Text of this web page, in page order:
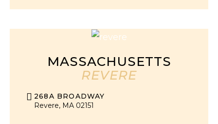
MASSACHUSETTS
REVERE
268A BROADWAY
Revere, MA 02151